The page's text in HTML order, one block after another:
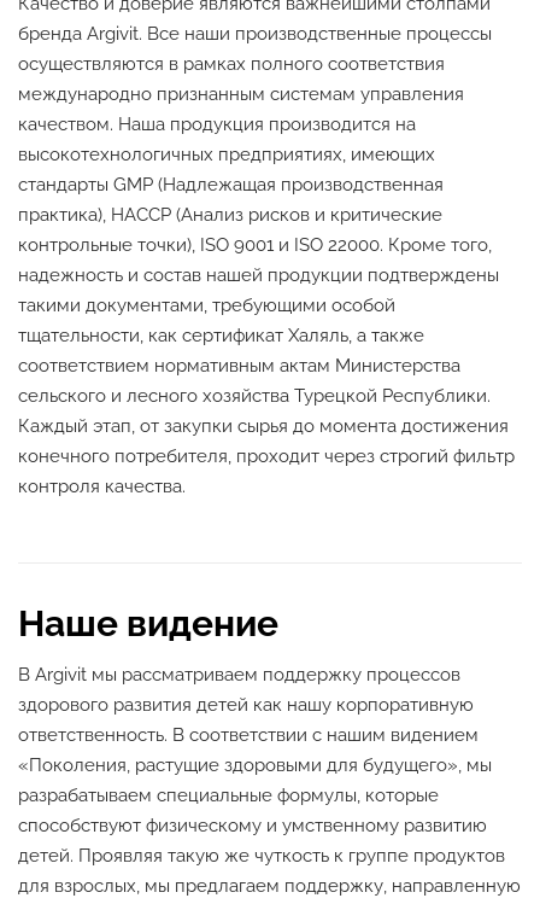
бренда Argivit. Все наши производственные процессы
осуществляются в рамках полного соответствия
международно признанным системам управления
качеством. Наша продукция производится на
высокотехнологичных предприятиях, имеющих
стандарты GMP (Надлежащая производственная
практика), HACCP (Анализ рисков и критические
контрольные точки), ISO 9001 и ISO 22000. Кроме того,
надежность и состав нашей продукции подтверждены
такими документами, требующими особой
тщательности, как сертификат Халяль, а также
соответствием нормативным актам Министерства
сельского и лесного хозяйства Турецкой Республики.
Каждый этап, от закупки сырья до момента достижения
конечного потребителя, проходит через строгий фильтр
контроля качества.
Наше видение
В Argivit мы рассматриваем поддержку процессов
здорового развития детей как нашу корпоративную
ответственность. В соответствии с нашим видением
«Поколения, растущие здоровыми для будущего», мы
разрабатываем специальные формулы, которые
способствуют физическому и умственному развитию
детей. Проявляя такую же чуткость к группе продуктов
для взрослых, мы предлагаем поддержку, направленную